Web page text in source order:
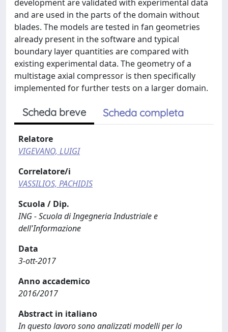
development are validated with experimental data
and are used in the parts of the domain without
blades. The models are tested in fan geometries
already present in the software and typical
boundary layer quantities are compared with
existing experimental data. The geometry of a
multistage axial compressor is then specifically
implemented for further tests on a larger domain.
Scheda breve Scheda completa
Relatore
VIGEVANO, LUIGI
Correlatore/i
VASSILIOS, PACHIDIS
Scuola / Dip.
ING - Scuola di Ingegneria Industriale e
dell'Informazione
Data
3-ott-2017
Anno accademico
2016/2017
Abstract in italiano
In questo lavoro sono analizzati modelli per lo